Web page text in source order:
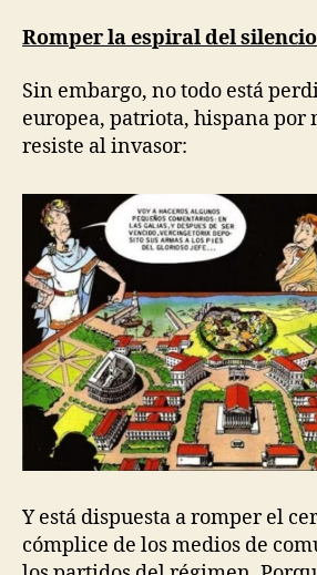
Romper la espiral del silencio
Sin embargo, no todo está
europea, patriota, hispana por
resiste al invasor:
Y está dispuesta a romper el
cómplice de los medios de